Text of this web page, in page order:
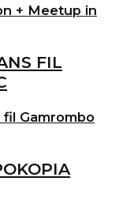
+ Meetup in
Gamrombo